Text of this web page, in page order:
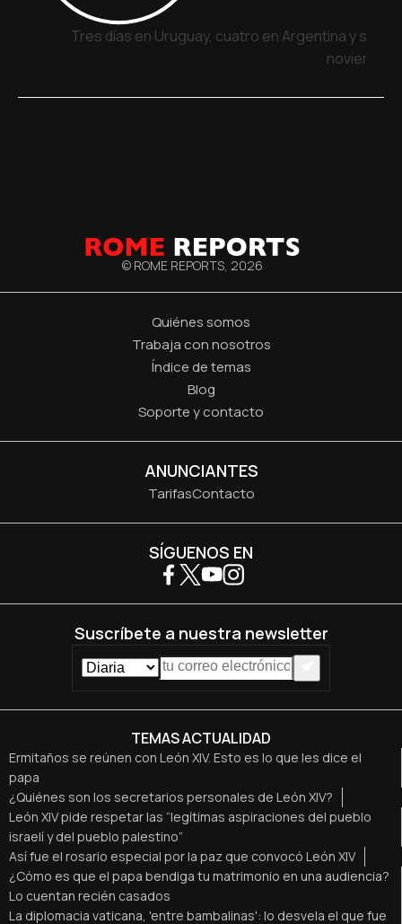
Tres días en Uruguay, cuatro en Argentina y siete
noviembre
© ROME REPORTS, 2026
Quiénes somos
Trabaja con nosotros
Índice de temas
Blog
Soporte y contacto
ANUNCIANTES
TarifasContacto
TEMAS ACTUALIDAD
Ermitaños se reúnen con León XIV. Esto es lo que les dice el
papa
¿Quiénes son los secretarios personales de León XIV?
León XIV pide respetar las “legítimas aspiraciones del pueblo
israelí y del pueblo palestino”
Así fue el rosario especial por la paz que convocó León XIV
¿Cómo es que el papa bendiga tu matrimonio en una audiencia?
Lo cuentan recién casados
La diplomacia vaticana, 'entre bambalinas': lo desvela el que fue
SÍGUENOS EN
Suscríbete a nuestra newsletter